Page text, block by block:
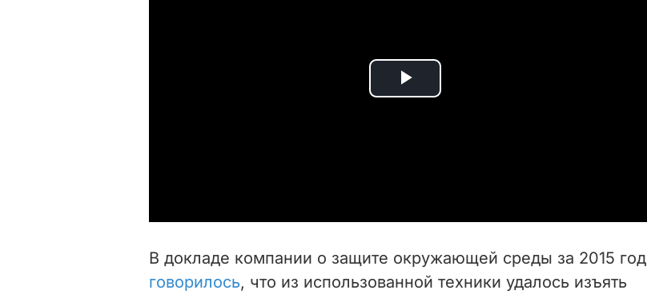
P
i
В докладе компании о защите окружающей среды за 2015 год
говорилось, что из использованной техники удалось изъять